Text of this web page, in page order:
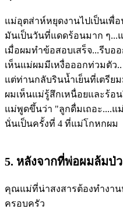
แม่อุตส่าห์หยุดงานไปเป็นเพื่
มันเป็นวันที่แดดร้อนมาก ๆ...
เมื่อผมทำข้อสอบเสร็จ...รีบอ
เห็นแม่ผมมีเหงื่อออกท่วมตัว..
แต่ท่านกลับรินน้ำเย็นที่เตรีย
ผมเห็นแม่รู้สึกเหนื่อยและร้อ
แม่พูดขึ้นว่า "ลูกดื่มเถอะ....แ
นั่นเป็นครั้งที่ 4 ที่แม่โกหกผม
5. หลังจากที่พ่อผมล้มป่
คุณแม่ที่น่าสงสารต้องทำงาน
ครอบครัว